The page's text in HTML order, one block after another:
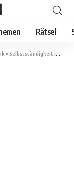
Rätsel
im Ankleiden